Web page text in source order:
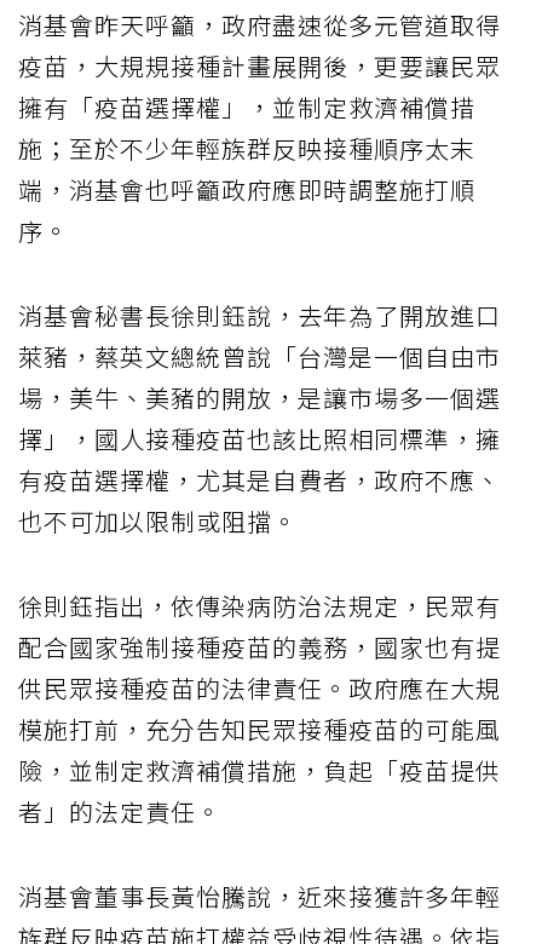
消基會昨天呼籲，政府盡速從多元管道取得
疫苗，大規規接種計畫展開後，更要讓民眾
擁有「疫苗選擇權」，並制定救濟補償措
施；至於不少年輕族群反映接種順序太末
端，消基會也呼籲政府應即時調整施打順
序。
消基會秘書長徐則鈺說，去年為了開放進口
萊豬，蔡英文總統曾說「台灣是一個自由市
場，美牛、美豬的開放，是讓市場多一個選
擇」，國人接種疫苗也該比照相同標準，擁
有疫苗選擇權，尤其是自費者，政府不應、
也不可加以限制或阻擋。
徐則鈺指出，依傳染病防治法規定，民眾有
配合國家強制接種疫苗的義務，國家也有提
供民眾接種疫苗的法律責任。政府應在大規
模施打前，充分告知民眾接種疫苗的可能風
險，並制定救濟補償措施，負起「疫苗提供
者」的法定責任。
消基會董事長黃怡騰說，近來接獲許多年輕